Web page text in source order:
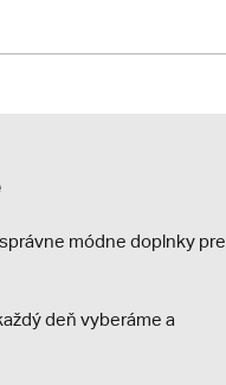
módne doplnky pre
deň vyberáme a